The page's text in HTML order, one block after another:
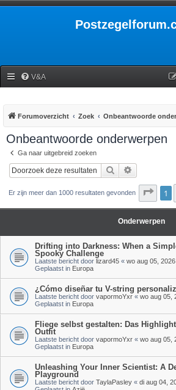
V&A
Forumoverzicht Zoek Onbeantwoorde
Onbeantwoorde onderwerpen
Ga naar uitgebreid zoeken
Zoek
Er zijn meer dan 1000 resultaten gevonden 1
Onderwerpen
Drifting into Darkness: When a
Spooky Challenge
Laatste bericht door lizard45 « wo aug 05,
Geplaatst in Europa
¿Cómo diseñar tu V-string
Laatste bericht door vapormoYxr « wo aug 05,
Geplaatst in Europa
Fliege selbst gestalten: Das
Outfit
Laatste bericht door vapormoYxr « wo aug 05,
Geplaatst in Europa
Unleashing Your Inner Scientist: A
Playground
Laatste bericht door TaylaPasley « di aug 04,